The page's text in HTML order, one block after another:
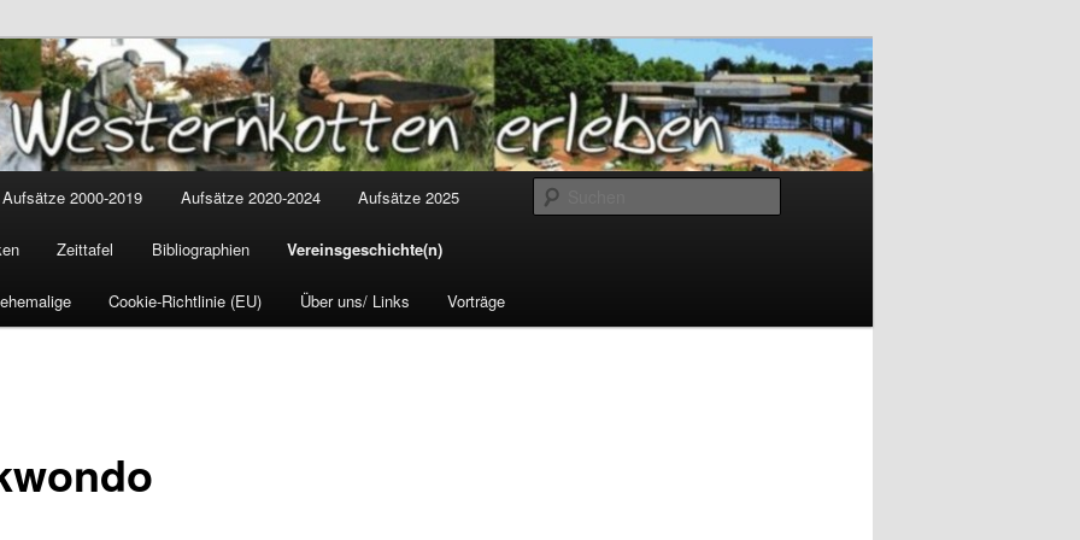
Aufsätze 2000-2019 Aufsätze 2020-2024 Aufsätze 2025
Zeittafel Bibliographien Vereinsgeschichte(n)
Cookie-Richtlinie (EU) Über uns/ Links Vorträge